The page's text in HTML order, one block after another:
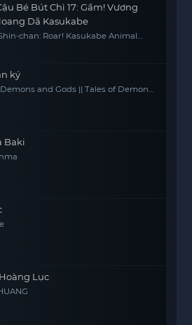
Bé Bút Chì 17: Gầm! Vương
Dã Kasukabe
chan: Roar! Kasukabe Animal
ký
and Gods || Tales of Demon
Baki
Lục